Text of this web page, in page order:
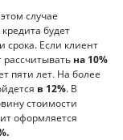
случае
будет
срока. Если клиент
на 10%
пяти лет. На более
в 12%. В
стоимости
оформляется